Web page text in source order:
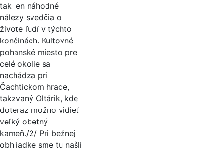
tak len náhodné
nálezy svedčia o
živote ľudí v týchto
končinách. Kultovné
pohanské miesto pre
celé okolie sa
nachádza pri
Čachtickom hrade,
takzvaný Oltárik, kde
doteraz možno vidieť
veľký obetný
kameň./2/ Pri bežnej
obhliadke sme tu našli